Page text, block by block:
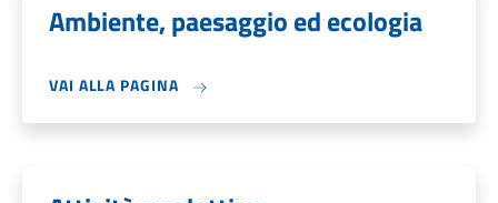
Ambiente, paesaggio ed ecologia
VAI ALLA PAGINA